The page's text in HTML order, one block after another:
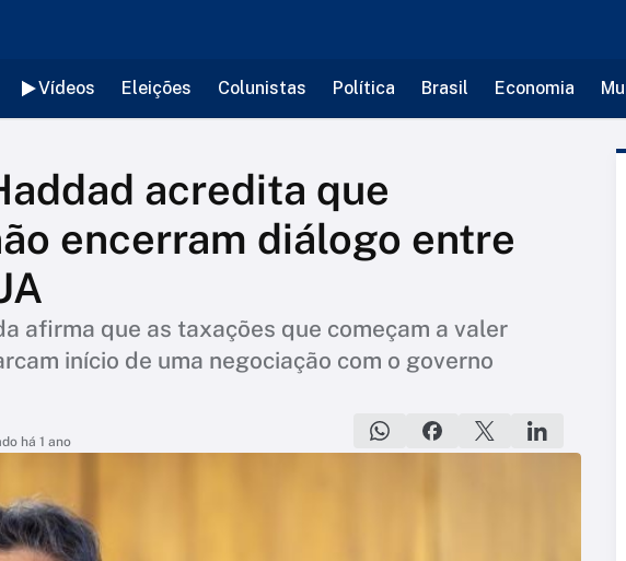
Vídeos Eleições Colunistas Política Brasil Economia
acredita que
encerram diálogo entre
afirma que as taxações que começam a valer
início de uma negociação com o governo
há 1 ano